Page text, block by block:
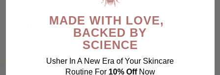
MADE WITH LOVE,
BACKED BY
SCIENCE
Usher In A New Era of Your Skincare
Routine For 10% OffNow